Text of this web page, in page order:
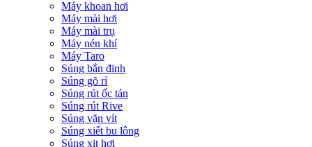
Máy khoan hơi
Máy mài hơi
Máy mài trụ
Máy nén khí
Máy Taro
Súng bắn đinh
Súng gõ rỉ
Súng rút ốc tán
Súng rút Rive
Súng vặn vít
Súng xiết bu lông
Súng xịt hơi